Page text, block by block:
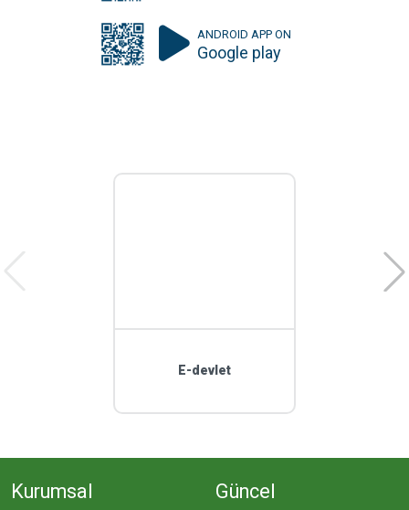
ANDROID APP ON
Google play
E-devlet
Kurumsal Güncel